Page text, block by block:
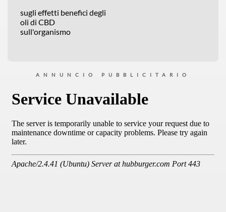
sugli effetti benefici degli
oli di CBD
sull'organismo
ANNUNCIO PUBBLICITARIO